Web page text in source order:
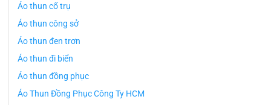
Áo thun cổ trụ
Áo thun công sở
Áo thun đen trơn
Áo thun đi biển
Áo thun đồng phục
Áo Thun Đồng Phục Công Ty HCM